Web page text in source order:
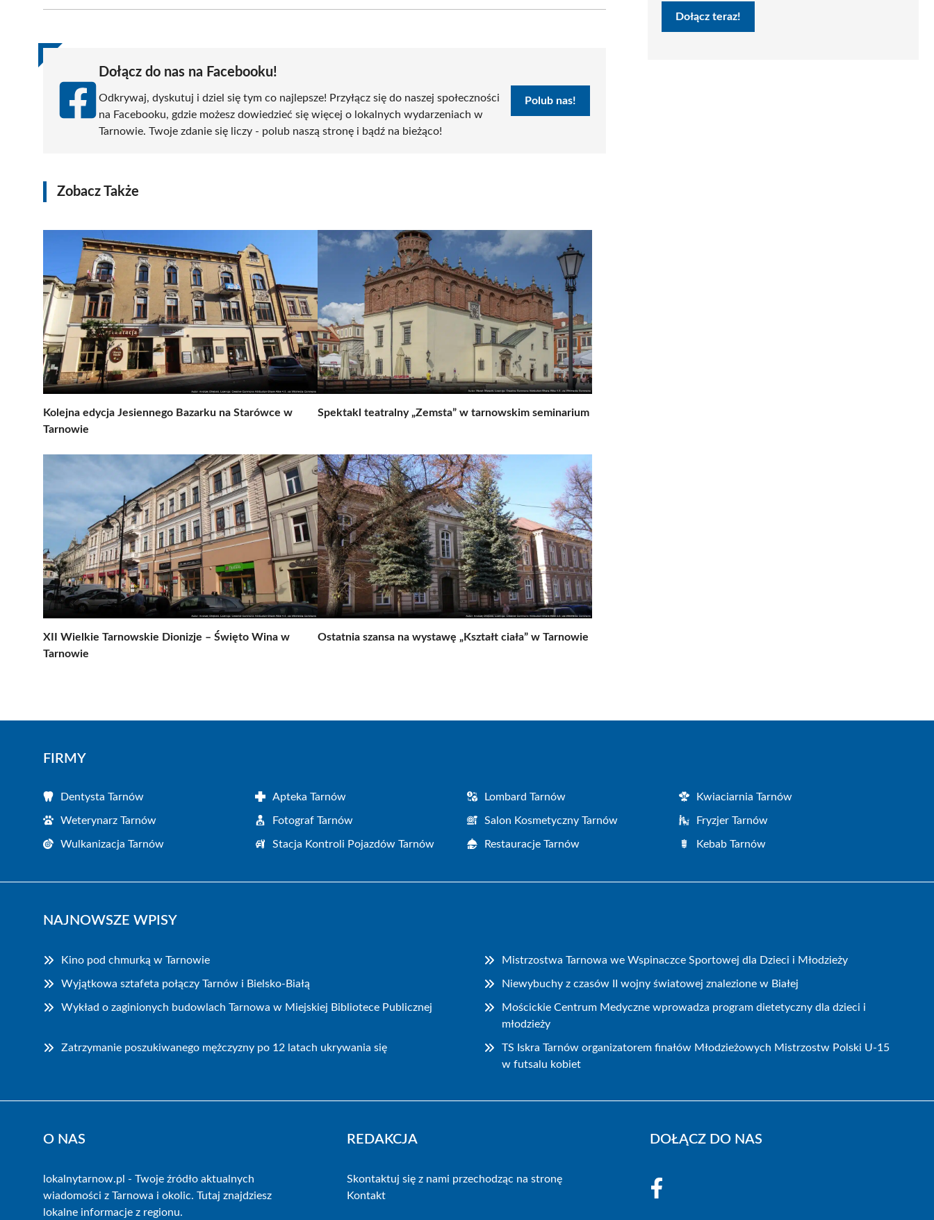
(Twitter)
Dołącz do nas na Facebooku!
Odkrywaj, dyskutuj i dziel się tym co najlepsze! Przyłącz się do naszej społeczności
na Facebooku, gdzie możesz dowiedzieć się więcej o lokalnych wydarzeniach w
Tarnowie. Twoje zdanie się liczy - polub naszą stronę i bądź na bieżąco!
Polub nas!
Zobacz Także
Kolejna edycja Jesiennego Bazarku na Starówce w
Tarnowie
Spektakl teatralny „Zemsta” w tarnowskim seminarium
XII Wielkie Tarnowskie Dionizje – Święto Wina w
Tarnowie
Ostatnia szansa na wystawę „Kształt ciała” w Tarnowie
Dołącz teraz!
FIRMY
Dentysta Tarnów Apteka Tarnów Lombard Tarnów Kwiaciarnia Tarnów
Weterynarz Tarnów Fotograf Tarnów Salon Kosmetyczny Tarnów Fryzjer Tarnów
Wulkanizacja Tarnów Stacja Kontroli Pojazdów Tarnów Restauracje Tarnów Kebab Tarnów
NAJNOWSZE WPISY
Kino pod chmurką w Tarnowie Mistrzostwa Tarnowa we Wspinaczce Sportowej dla Dzieci i Młodzieży
Wyjątkowa sztafeta połączy Tarnów i Bielsko-Białą Niewybuchy z czasów II wojny światowej znalezione w Białej
Wykład o zaginionych budowlach Tarnowa w Miejskiej Bibliotece Publicznej
Mościckie Centrum Medyczne wprowadza program dietetyczny dla dzieci i
młodzieży
Zatrzymanie poszukiwanego mężczyzny po 12 latach ukrywania się
TS Iskra Tarnów organizatorem finałów Młodzieżowych Mistrzostw Polski U-15
w futsalu kobiet
O NAS
lokalnytarnow.pl - Twoje źródło aktualnych
wiadomości z Tarnowa i okolic. Tutaj znajdziesz
lokalne informacje z regionu.
REDAKCJA
Skontaktuj się z nami przechodząc na stronę
Kontakt
DOŁĄCZ DO NAS